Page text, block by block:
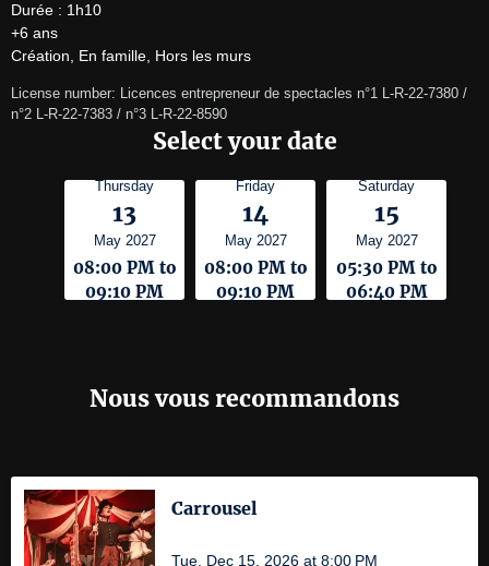
Durée : 1h10
+6 ans
Création, En famille, Hors les murs
License number: Licences entrepreneur de spectacles n°1 L-R-22-7380 /
n°2 L-R-22-7383 / n°3 L-R-22-8590
Select your date
Thursday
13
May 2027
08:00 PM to
09:10 PM
Friday
14
May 2027
08:00 PM to
09:10 PM
Saturday
15
May 2027
05:30 PM to
06:40 PM
Nous vous recommandons
Carrousel
Tue, Dec 15, 2026 at 8:00 PM